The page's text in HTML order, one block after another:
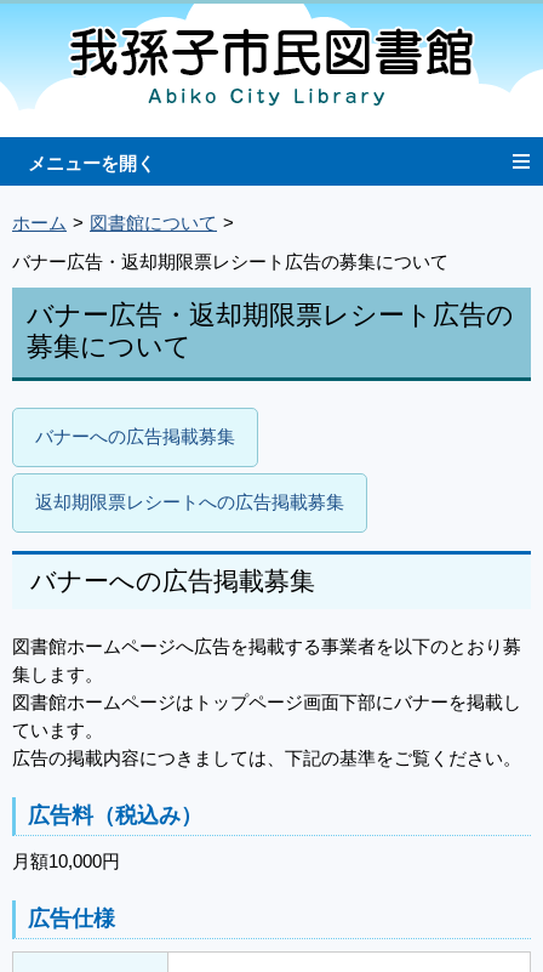
ホーム
図書館について
バナー広告・返却期限票レシート広告の募集について
バナー広告・返却期限票レシート広告の
募集について
バナーへの広告掲載募集
返却期限票レシートへの広告掲載募集
バナーへの広告掲載募集
図書館ホームページへ広告を掲載する事業者を以下のとおり募
集します。
図書館ホームページはトップページ画面下部にバナーを掲載し
ています。
広告の掲載内容につきましては、下記の基準をご覧ください。
広告料（税込み）
月額10,000円
広告仕様